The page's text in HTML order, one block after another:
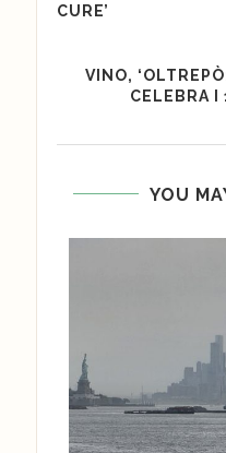
CURE’
VINO,
CELEBRA I
YOU